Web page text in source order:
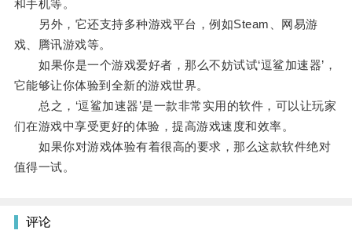
和手机等。
另外，它还支持多种游戏平台，例如Steam、网易游
戏、腾讯游戏等。
如果你是一个游戏爱好者，那么不妨试试‘逗鲨加速器’，
它能够让你体验到全新的游戏世界。
总之，‘逗鲨加速器’是一款非常实用的软件，可以让玩家
们在游戏中享受更好的体验，提高游戏速度和效率。
如果你对游戏体验有着很高的要求，那么这款软件绝对
值得一试。
评论